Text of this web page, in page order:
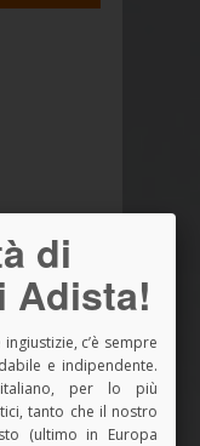
di
Adista!
c’è sempre
e indipendente.
italiano, per lo più
tanto che il nostro
(ultimo in Europa